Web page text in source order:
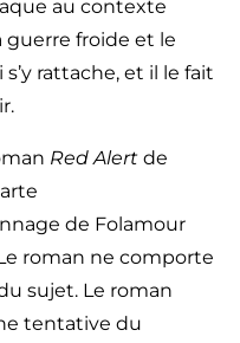
au contexte
froide et le
rattache, et il le fait
Red Alertde
de Folamour
roman ne comporte
sujet. Le roman
tentative du